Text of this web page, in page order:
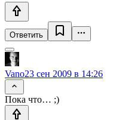
Ответить
Vano23 сен 2009 в 14:26
Пока что… ;)